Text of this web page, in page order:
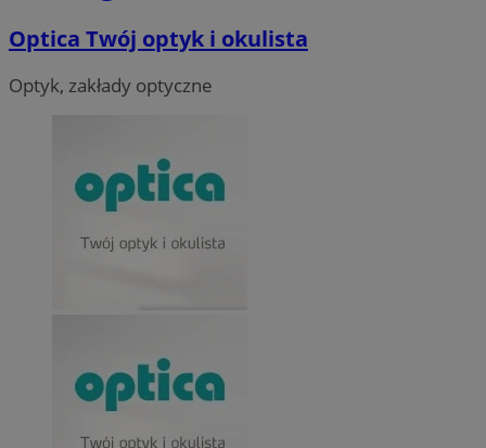
Optica Twój optyk i okulista
Optyk, zakłady optyczne